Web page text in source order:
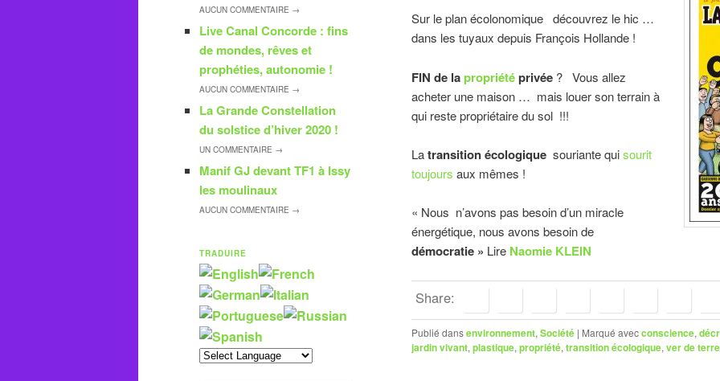
Sur le plan écolonomique découvrez le hic …
dans les tuyaux depuis François Hollande !
FIN de lapropriétéprivée ? Vous allez
acheter une maison … mais louer son terrain à
qui reste propriétaire du sol !!!
Latransition écologique souriante quisourit
toujours aux mêmes !
« Nous n’avons pas besoin d’un miracle
énergétique, nous avons besoin de
démocratie » Lire Naomie KLEIN
Share:
Publié dansenvironnement, Société | Marqué avecconscience,
jardin vivant, plastique, propriété, transition écologique, ver de terre
AUCUN COMMENTAIRE →
Live Canal Concorde : fins
de mondes, rêves et
prophéties, autonomie !
AUCUN COMMENTAIRE →
La Grande Constellation
du solstice d’hiver 2020 !
UN COMMENTAIRE →
Manif GJ devant TF1 à Issy
les moulinaux
AUCUN COMMENTAIRE →
TRADUIRE